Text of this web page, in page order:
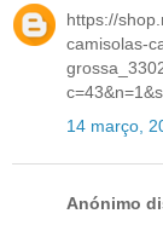
https://
camisolas-
14 março,
Anónimo